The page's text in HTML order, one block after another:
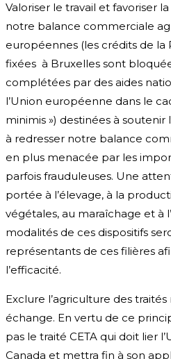
Valoriser le travail et favoriser
notre balance commerciale
européennes (les crédits de la
fixées à Bruxelles sont
complétées par des aides
l’Union européenne dans le
minimis ») destinées à
à redresser notre balance
en plus menacée par les
parfois frauduleuses. Une
portée à l’élevage, à la
végétales, au maraîchage et à
modalités de ces dispositifs
représentants de ces filières
l’efficacité.
Exclure l’agriculture des
échange. En vertu de ce
pas le traité CETA qui doit lier
Canada et mettra fin à son